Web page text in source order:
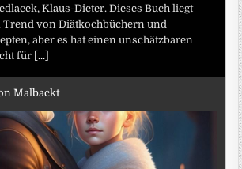
Klaus-Dieter. Dieses Buch liegt
von Diätkochbüchern und
aber es hat einen unschätzbaren
für [...]
Malbackt